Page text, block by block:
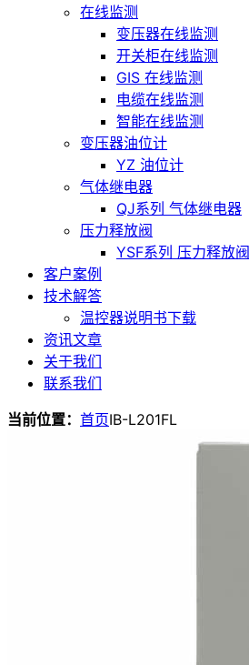
在线监测
变压器在线监测
开关柜在线监测
GIS 在线监测
电缆在线监测
智能在线监测
变压器油位计
YZ 油位计
气体继电器
QJ系列 气体继电器
压力释放阀
YSF系列 压力释放阀
客户案例
技术解答
温控器说明书下载
资讯文章
关于我们
联系我们
当前位置： 首页IB-L201FL